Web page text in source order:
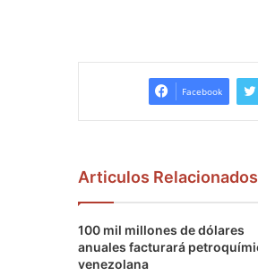
Facebook
Articulos Relacionados
100 mil millones de dólares
anuales facturará
venezolana